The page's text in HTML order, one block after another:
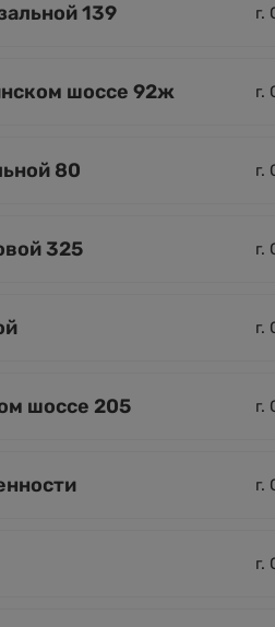
139 г.
шоссе 92ж г.
80 г.
325 г.
г.
шоссе 205 г.
г.
г.